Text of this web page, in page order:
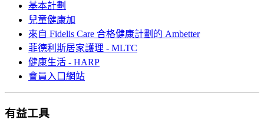
基本計劃
兒童健康加
來自 Fidelis Care 合格健康計劃的 Ambetter
菲德利斯居家護理 - MLTC
健康生活 - HARP
會員入口網站
有益工具